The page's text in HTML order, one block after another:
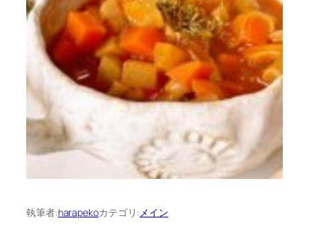
執筆者:harapekoカテゴリ: メイン